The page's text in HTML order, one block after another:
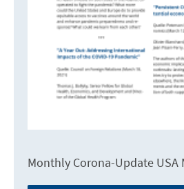
Monthly Corona-Update USA